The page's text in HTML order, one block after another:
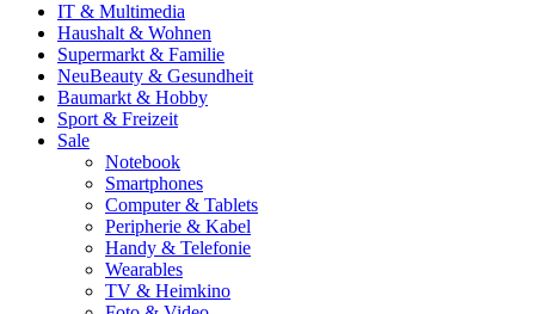
IT & Multimedia
Haushalt & Wohnen
Supermarkt & Familie
NeuBeauty & Gesundheit
Baumarkt & Hobby
Sport & Freizeit
Sale
Notebook
Smartphones
Computer & Tablets
Peripherie & Kabel
Handy & Telefonie
Wearables
TV & Heimkino